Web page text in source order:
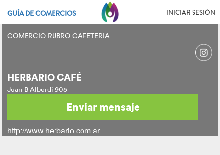
GUÍA DE COMERCIOS INICIAR SESIÓN
COMERCIO RUBRO CAFETERIA
HERBARIO CAFÉ
Juan B Alberdi 905
Enviar mensaje
http://www.herbario.com.ar